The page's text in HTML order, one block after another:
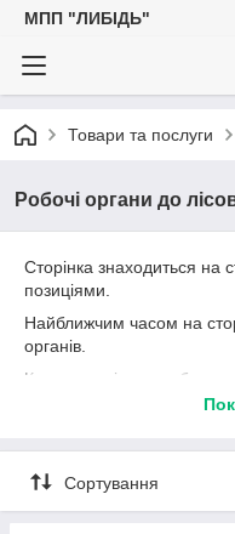
МПП "ЛИБІДЬ"
Товари та послуги
Робочі органи до
Сторінка знаходиться на
позиціями.
Найближчим часом на
органів.
Консультацію по
телефону: 050-307-53-
Сортування